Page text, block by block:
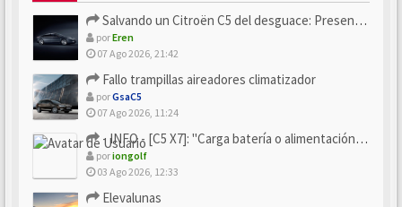
Salvando un Citroën C5 del desguace: Presentación y seguimiento
porEren
07 Ago 2026, 21:42
Fallo trampillas aireadores climatizador
porGsaC5
07 Ago 2026, 11:24
- INFO - [C5 X7]: "Carga batería o alimentación eléctri...
poriongolf
03 Ago 2026, 12:33
Elevalunas